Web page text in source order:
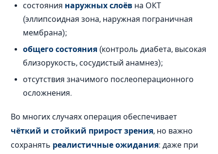
состояния наружных слоёв на ОКТ
(эллипсоидная зона, наружная пограничная
мембрана);
общего состояния (контроль диабета, высокая
близорукость, сосудистый анамнез);
отсутствия значимого послеоперационного
осложнения.
Во многих случаях операция обеспечивает
чёткий и стойкий прирост зрения, но важно
сохранять реалистичные ожидания: даже при